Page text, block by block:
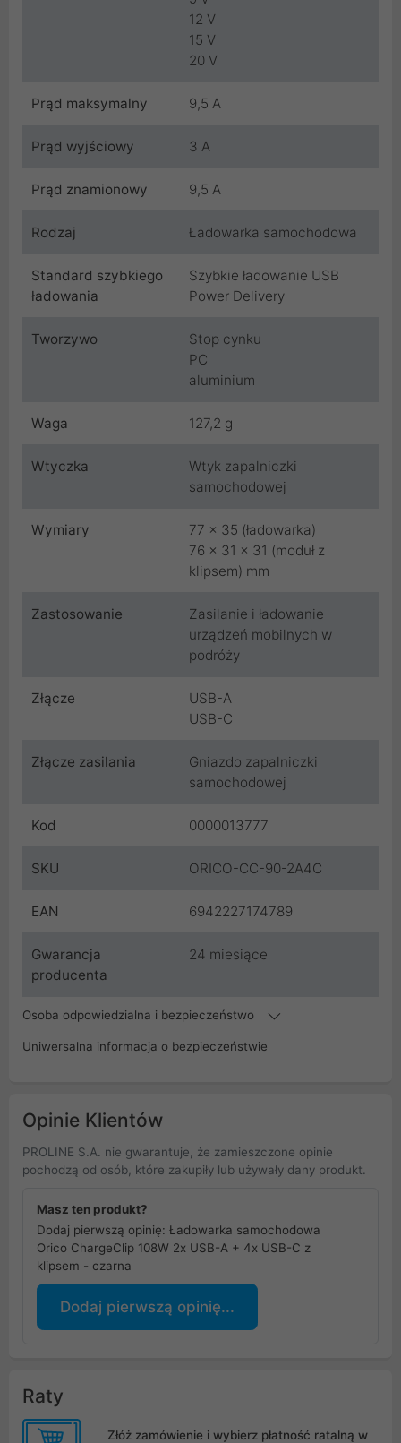
12 V
15 V
20 V
Prąd maksymalny 9,5 A
Prąd wyjściowy 3 A
Prąd znamionowy 9,5 A
Rodzaj Ładowarka samochodowa
Standard szybkiego
ładowania
Szybkie ładowanie USB
Power Delivery
Tworzywo
Stop cynku
PC
aluminium
Waga 127,2 g
Wtyczka
Wtyk zapalniczki
samochodowej
Wymiary
77 x 35 (ładowarka)
76 x 31 x 31 (moduł z
klipsem) mm
Zastosowanie
Zasilanie i ładowanie
urządzeń mobilnych w
podróży
Złącze
USB-A
USB-C
Złącze zasilania
Gniazdo zapalniczki
samochodowej
Kod 0000013777
SKU ORICO-CC-90-2A4C
EAN 6942227174789
Gwarancja
producenta
24 miesiące
Osoba odpowiedzialna i bezpieczeństwo
Uniwersalna informacja o bezpieczeństwie
Opinie Klientów
PROLINE S.A. nie gwarantuje, że zamieszczone opinie
pochodzą od osób, które zakupiły lub używały dany produkt.
Masz ten produkt?
Dodaj pierwszą opinię: Ładowarka samochodowa
Orico ChargeClip 108W 2x USB-A + 4x USB-C z
klipsem - czarna
Dodaj pierwszą opinię...
Raty
Złóż zamówienie i wybierz płatność ratalną w